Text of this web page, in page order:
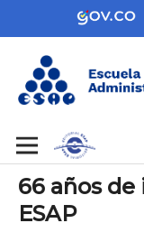
66 años
ESAP